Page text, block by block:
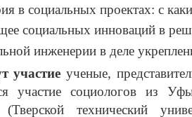
в социальных проектах: с
социальных инноваций в
инженерии в деле
участие ученые,
участие социологов из
(Тверской технический